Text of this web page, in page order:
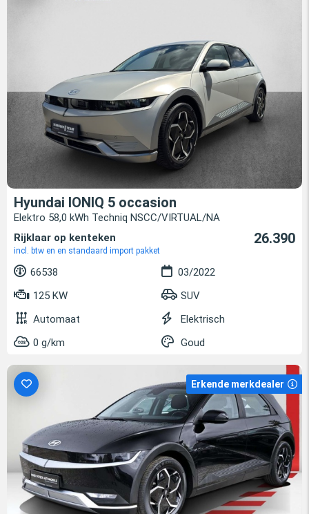
Hyundai IONIQ 5 occasion
Elektro 58,0 kWh Techniq NSCC/VIRTUAL/NA
Rijklaar op kenteken
incl. btw en en standaard import pakket
26.390
66538
03/2022
125 KW
SUV
Automaat
Elektrisch
0 g/km
Goud
Erkende merkdealer